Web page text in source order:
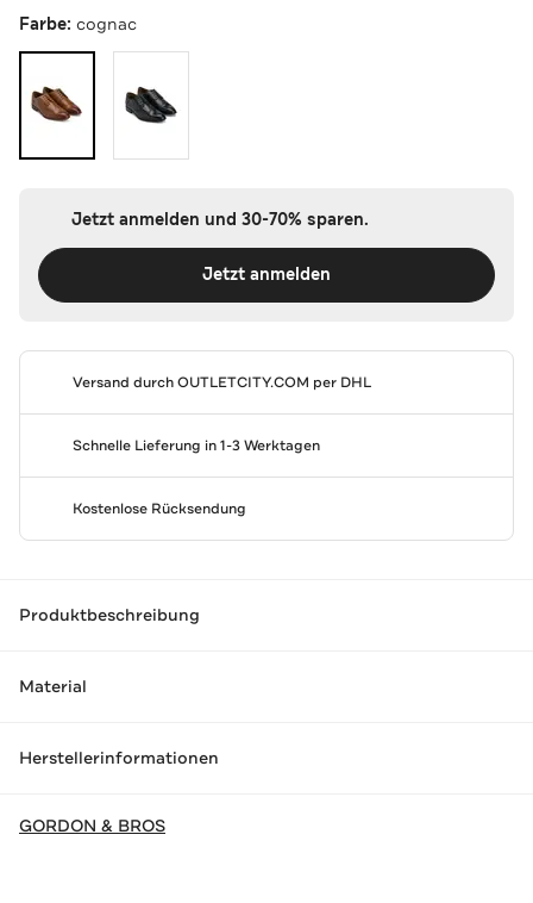
Farbe: cognac
Jetzt anmelden und 30-70% sparen.
Jetzt anmelden
Versand durchOUTLETCITY.COM per DHL
Schnelle Lieferung in 1-3 Werktagen
Kostenlose Rücksendung
Produktbeschreibung
Material
Herstellerinformationen
GORDON & BROS